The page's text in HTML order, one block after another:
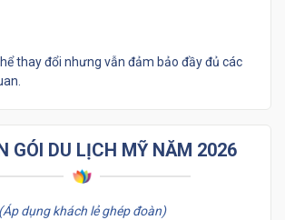
thay đổi nhưng vẫn đảm bảo đầy đủ các
GÓI DU LỊCH MỸ NĂM 2026
(Áp dụng khách lẻ ghép đoàn)